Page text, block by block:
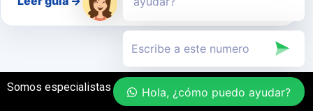
Somos especialistas en el desarrollo de tesis
Hola, ¿cómo puedo ayudar?